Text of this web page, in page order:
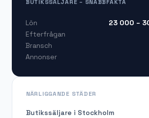
BUTIKSSÄLJARE – SNABBFAKTA
Lön 23 000 –
Efterfrågan
Bransch
Annonser
NÄRLIGGANDE STÄDER
Butikssäljare i Stockholm